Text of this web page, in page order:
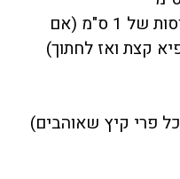
1 גליל גבינת סנט מור פרוס לפרוסות של 1 ס"מ (אם
קצת ואז לחתוך)
כל פרי קיץ שאוהבים)